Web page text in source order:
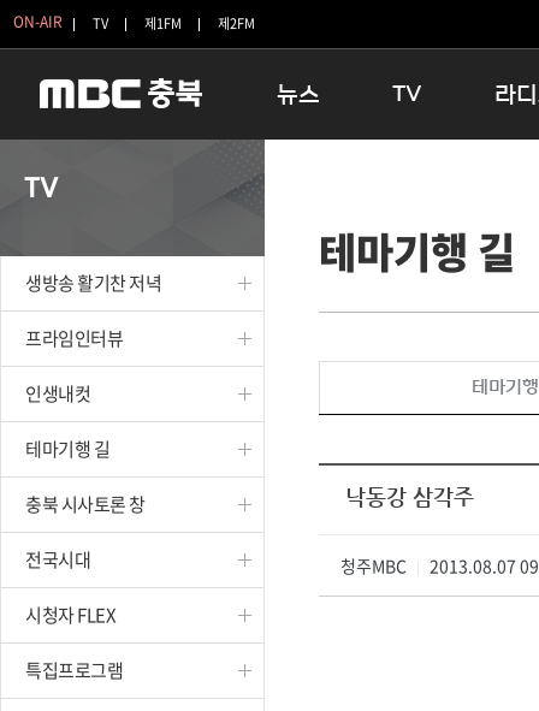
ON-AIR TV 제1FM 제2FM
뉴스
보은
옥천
TV
인생내컷
테마기행 길
시청자 FLEX
종영프로그램
라
16:00
우리 고
TV
생방송 활기찬 저녁
프라임인터뷰
인생내컷
테마기행 길
충북 시사토론 창
전국시대
시청자 FLEX
특집프로그램
테마기행 길
테마기
낙동강 삼각주
청주MBC 2013.08.07